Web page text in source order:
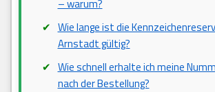
– warum?
Wie lange ist die
Arnstadt gültig?
Wie schnell erhalte ich meine
nach der Bestellung?